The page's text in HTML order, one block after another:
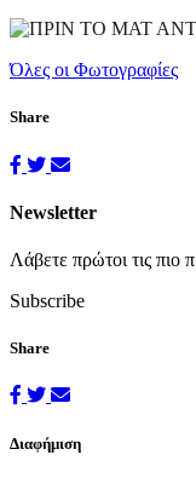
Όλες οι Φωτογραφίες
Share
Newsletter
Λάβετε πρώτοι τις πιο
Subscribe
Share
Διαφήμιση